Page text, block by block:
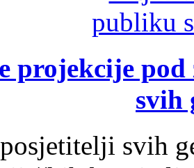
projekcije
svih
svih